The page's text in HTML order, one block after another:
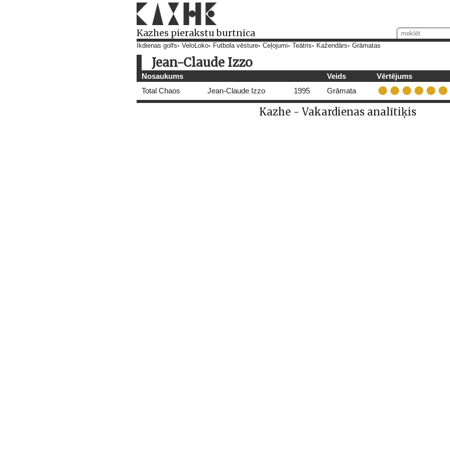
Kazhes pierakstu burtnīca
Ikdienas golfs VeloLoko Futbola vēsture Ceļojumi Teātris Kažendārs Grāmatas
Jean-Claude Izzo
Nosaukums Veids
Vērtējums
Total Chaos
Jean-Claude Izzo 1995 Grāmata
Kazhe - Vakardienas analītiķis